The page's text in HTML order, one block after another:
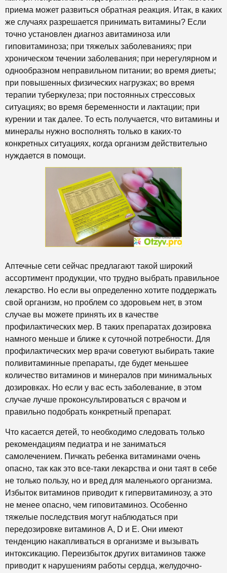
приема может развиться обратная реакция. Итак, в каких
же случаях разрешается принимать витамины? Если
точно установлен диагноз авитаминоза или
гиповитаминоза; при тяжелых заболеваниях; при
хроническом течении заболевания; при нерегулярном и
однообразном неправильном питании; во время диеты;
при повышенных физических нагрузках; во время
терапии туберкулеза; при постоянных стрессовых
ситуациях; во время беременности и лактации; при
курении и так далее. То есть получается, что витамины и
минералы нужно восполнять только в каких-то
конкретных ситуациях, когда организм действительно
нуждается в помощи.
Аптечные сети сейчас предлагают такой широкий
ассортимент продукции, что трудно выбрать правильное
лекарство. Но если вы определенно хотите поддержать
свой организм, но проблем со здоровьем нет, в этом
случае вы можете принять их в качестве
профилактических мер. В таких препаратах дозировка
намного меньше и ближе к суточной потребности. Для
профилактических мер врачи советуют выбирать такие
поливитаминные препараты, где будет меньшее
количество витаминов и минералов при минимальных
дозировках. Но если у вас есть заболевание, в этом
случае лучше проконсультироваться с врачом и
правильно подобрать конкретный препарат.
Что касается детей, то необходимо следовать только
рекомендациям педиатра и не заниматься
самолечением. Пичкать ребенка витаминами очень
опасно, так как это все-таки лекарства и они таят в себе
не только пользу, но и вред для маленького организма.
Избыток витаминов приводит к гипервитаминозу, а это
не менее опасно, чем гиповитаминоз. Особенно
тяжелые последствия могут наблюдаться при
передозировке витаминов А, D и Е. Они имеют
тенденцию накапливаться в организме и вызывать
интоксикацию. Переизбыток других витаминов также
приводит к нарушениям работы сердца, желудочно-